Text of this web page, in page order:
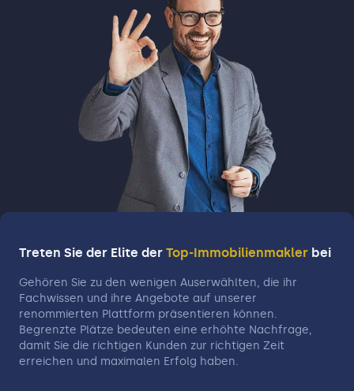
Treten Sie der Elite der Top-Immobilienmakler bei
Gehören Sie zu den wenigen Auserwählten, die ihr
Fachwissen und ihre Angebote auf unserer
renommierten Plattform präsentieren können.
Begrenzte Plätze bedeuten eine erhöhte Nachfrage,
damit Sie die richtigen Kunden zur richtigen Zeit
erreichen und maximalen Erfolg haben.